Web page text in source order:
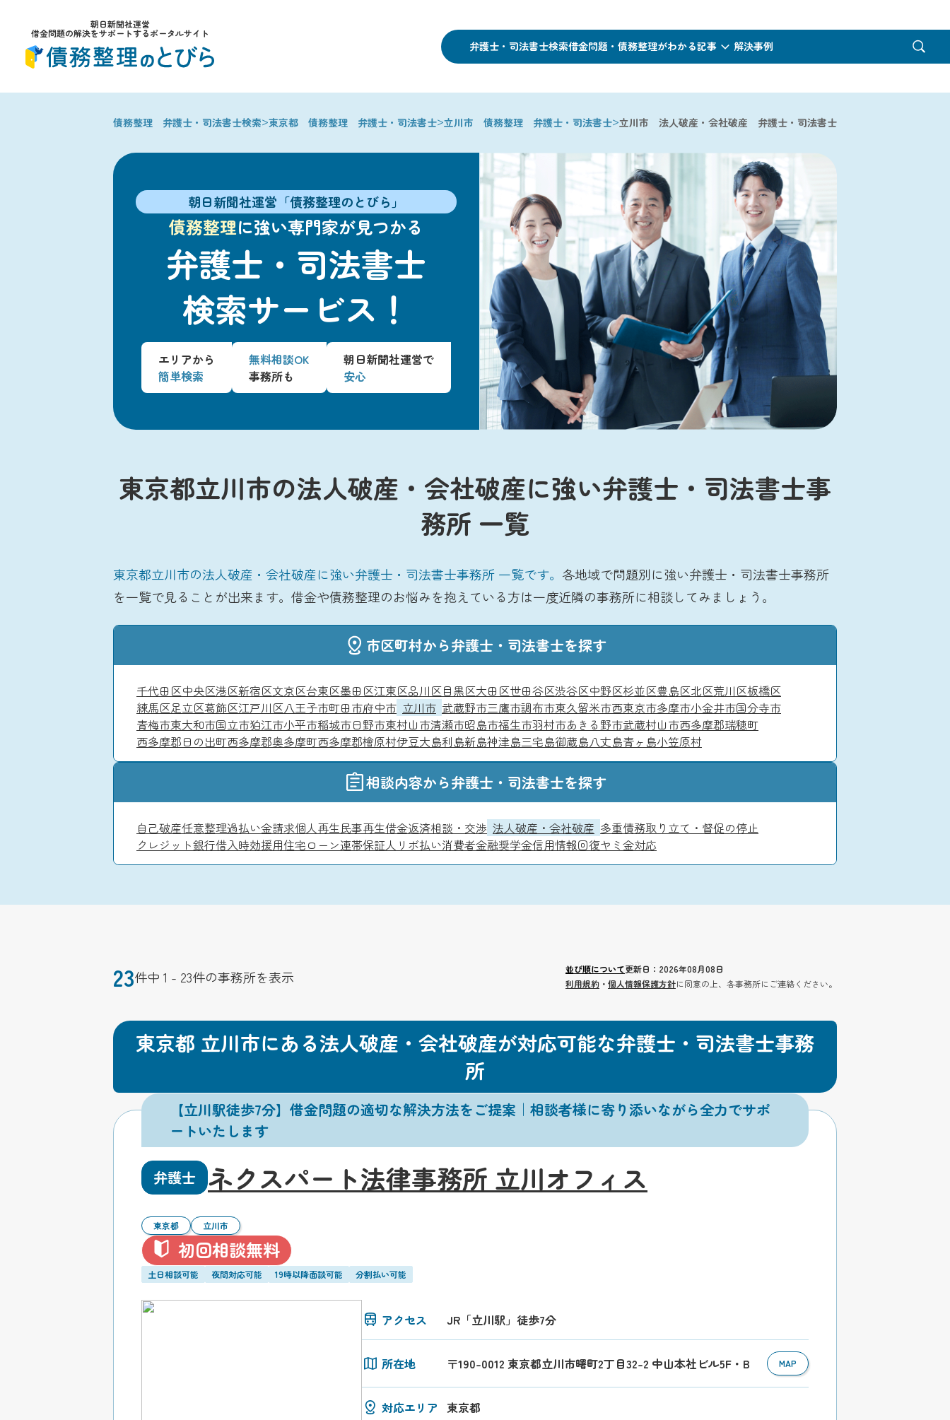
朝日新聞社運営
借金問題の解決をサポートするポータルサイト
弁護士・司法書士検索借金問題・債務整理がわかる記事 解決事例
債務整理 弁護士・司法書士検索>東京都 債務整理 弁護士・司法書士>立川市 債務整理 弁護士・司法書士>立川市 法人破産・会社破産 弁護士・司法書士
朝日新聞社運営「債務整理のとびら」
債務整理に強い専門家が見つかる
弁護士・司法書士
検索サービス！
エリアから
簡単検索
無料相談OK
事務所も
朝日新聞社運営で
安心
東京都立川市の法人破産・会社破産に強い弁護士・司法書士事
務所 一覧
東京都立川市の法人破産・会社破産に強い弁護士・司法書士事務所 一覧です。 各地域で問題別に強い弁護士・司法書士事務所
を一覧で見ることが出来ます。借金や債務整理のお悩みを抱えている方は一度近隣の事務所に相談してみましょう。
市区町村から弁護士・司法書士を探す
千代田区中央区港区新宿区文京区台東区墨田区江東区品川区目黒区大田区世田谷区渋谷区中野区杉並区豊島区北区荒川区板橋区
練馬区足立区葛飾区江戸川区八王子市町田市府中市 立川市 武蔵野市三鷹市調布市東久留米市西東京市多摩市小金井市国分寺市
青梅市東大和市国立市狛江市小平市稲城市日野市東村山市清瀬市昭島市福生市羽村市あきる野市武蔵村山市西多摩郡瑞穂町
西多摩郡日の出町西多摩郡奥多摩町西多摩郡檜原村伊豆大島利島新島神津島三宅島御蔵島八丈島青ヶ島小笠原村
相談内容から弁護士・司法書士を探す
自己破産任意整理過払い金請求個人再生民事再生借金返済相談・交渉 法人破産・会社破産 多重債務取り立て・督促の停止
クレジット銀行借入時効援用住宅ローン連帯保証人 リボ払い消費者金融奨学金信用情報回復ヤミ金対応
23件中 1 - 23件の事務所を表示 並び順について更新日：2026年08月08日
利用規約 ・ 個人情報保護方針に同意の上、各事務所にご連絡ください。
東京都 立川市にある法人破産・会社破産が対応可能な弁護士・司法書士事務
所
【立川駅徒歩7分】借金問題の適切な解決方法をご提案｜相談者様に寄り添いながら全力でサポ
ートいたします
弁護士 ネクスパート法律事務所 立川オフィス
東京都 立川市
初回相談無料
土日相談可能 夜間対応可能 19時以降面談可能 分割払い可能
アクセス JR「立川駅」徒歩7分
所在地 〒190-0012 東京都立川市曙町2丁目32-2 中山本社ビル5F・B MAP
対応エリア 東京都